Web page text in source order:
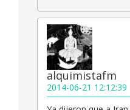
alquimistafm
2014-06-21 12:12:39